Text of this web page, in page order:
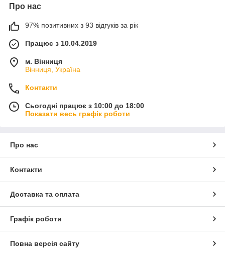
Про нас
97% позитивних з 93 відгуків за рік
Працює з 10.04.2019
м. Вінниця
Вінниця, Україна
Контакти
Сьогодні працює з 10:00 до 18:00
Показати весь графік роботи
Про нас
Контакти
Доставка та оплата
Графік роботи
Повна версія сайту